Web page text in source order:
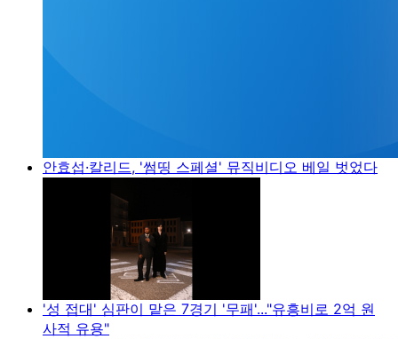
안효섭·칼리드, '썸띵 스페셜' 뮤직비디오 베일 벗었다
'성 접대' 심판이 맡은 7경기 '무패'..."유흥비로 2억 원
사적 유용"